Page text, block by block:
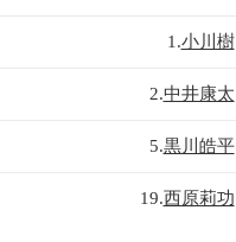
1.小川樹
2.中井康太
5.黒川皓平
19.西原莉功